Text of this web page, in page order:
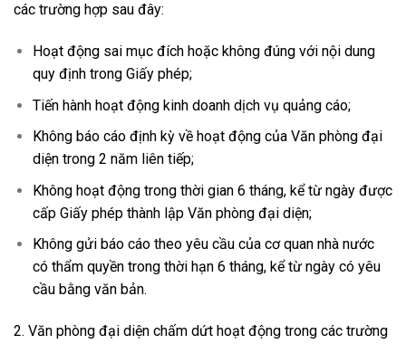
các trường hợp sau đây:
Hoạt động sai mục đích hoặc không đúng với nội dung
quy định trong Giấy phép;
Tiến hành hoạt động kinh doanh dịch vụ quảng cáo;
Không báo cáo định kỳ về hoạt động của Văn phòng đại
diện trong 2 năm liên tiếp;
Không hoạt động trong thời gian 6 tháng, kể từ ngày được
cấp Giấy phép thành lập Văn phòng đại diện;
Không gửi báo cáo theo yêu cầu của cơ quan nhà nước
có thẩm quyền trong thời hạn 6 tháng, kể từ ngày có yêu
cầu bằng văn bản.
2. Văn phòng đại diện chấm dứt hoạt động trong các trường